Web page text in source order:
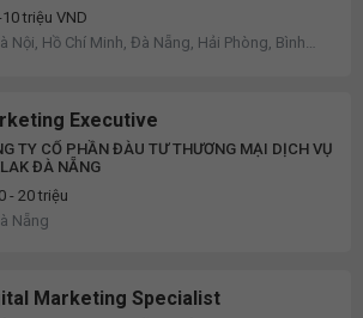
10 triệu VND
Nội, Hồ Chí Minh, Đà Nẵng, Hải Phòng, Bình
Executive
TY CỔ PHẦN ĐÀU TƯ THƯƠNG MẠI DỊCH VỤ
ĐÀ NẴNG
- 20 triệu
Nẵng
Marketing Specialist